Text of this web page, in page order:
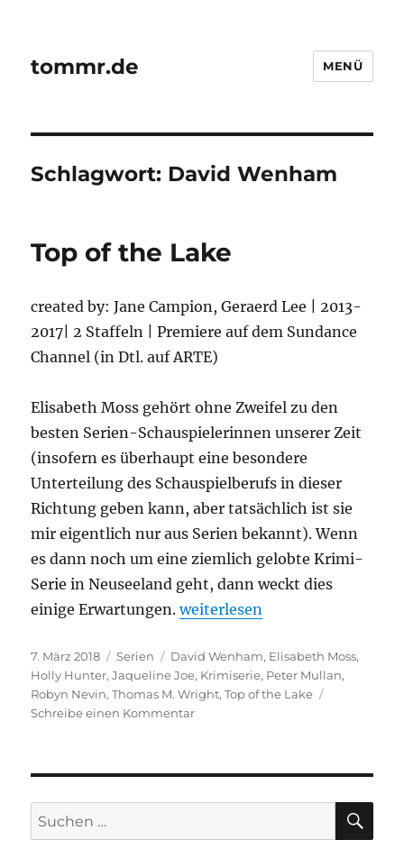
tommr.de MENÜ
Schlagwort: David Wenham
Top of the Lake
created by: Jane Campion, Geraerd Lee | 2013-
2017| 2 Staffeln | Premiere auf dem Sundance
Channel (in Dtl. auf ARTE)
Elisabeth Moss gehört ohne Zweifel zu den
besten Serien-Schauspielerinnen unserer Zeit
(insofern es überhaupt eine besondere
Unterteilung des Schauspielberufs in dieser
Richtung geben kann, aber tatsächlich ist sie
mir eigentlich nur aus Serien bekannt). Wenn
es dann noch um eine ziemlich gelobte Krimi-
Serie in Neuseeland geht, dann weckt dies
einige Erwartungen.„Top of the Lake“
weiterlesen
Veröffentlicht
am
7. März 2018 Kategorien
Serien Schlagwörter
David Wenham, Elisabeth Moss,
Holly Hunter,Jaqueline Joe, Krimiserie, Peter Mullan,
Robyn Nevin,Thomas M. Wright,Top of the Lake
Schreibe einen Kommentarzu
Suchen
nach: